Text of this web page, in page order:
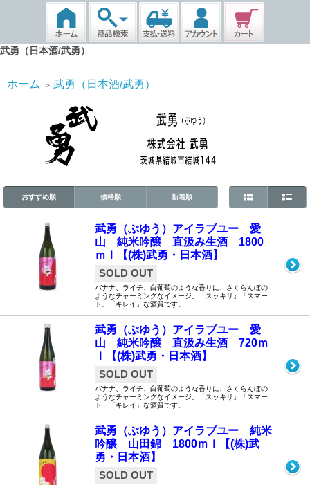
武勇（日本酒/武勇）
ホーム > 武勇（日本酒/武勇）
おすすめ順 価格順 新着順
武勇（ぶゆう）アイラブユー 愛
山 純米吟醸 直汲み生酒 1800
ｍｌ【(株)武勇・日本酒】
SOLD OUT
バナナ、ライチ、白葡萄のような香りに、さくらんぼの
ようなチャーミングなイメージ。「スッキリ」「スマー
ト」「キレイ」な酒質です。
武勇（ぶゆう）アイラブユー 愛
山 純米吟醸 直汲み生酒 720ｍ
ｌ【(株)武勇・日本酒】
SOLD OUT
バナナ、ライチ、白葡萄のような香りに、さくらんぼの
ようなチャーミングなイメージ。「スッキリ」「スマー
ト」「キレイ」な酒質です。
武勇（ぶゆう）アイラブユー 純米
吟醸 山田錦 1800ｍｌ【(株)武
勇・日本酒】
SOLD OUT